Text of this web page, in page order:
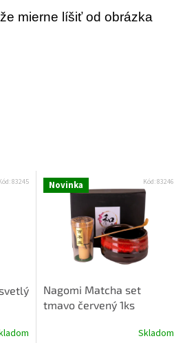
mierne líšiť od obrázka
83245 Novinka
Nagomi Matcha set
tmavo červený 1ks
Skladom
Kód:83246